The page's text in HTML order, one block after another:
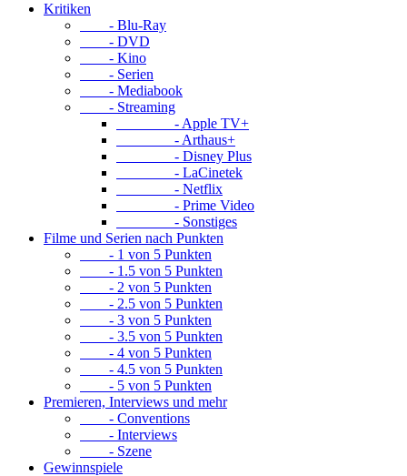
Kritiken
- Blu-Ray
- DVD
- Kino
- Serien
- Mediabook
- Streaming
- Apple TV+
- Arthaus+
- Disney Plus
- LaCinetek
- Netflix
- Prime Video
- Sonstiges
Filme und Serien nach Punkten
- 1 von 5 Punkten
- 1.5 von 5 Punkten
- 2 von 5 Punkten
- 2.5 von 5 Punkten
- 3 von 5 Punkten
- 3.5 von 5 Punkten
- 4 von 5 Punkten
- 4.5 von 5 Punkten
- 5 von 5 Punkten
Premieren, Interviews und mehr
- Conventions
- Interviews
- Szene
Gewinnspiele